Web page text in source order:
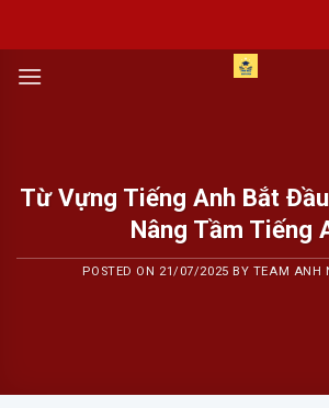
content
Từ Vựng Tiếng Anh Bắt
Nâng Tầm Tiếng
POSTED ON 21/07/2025 BY TEAM ANH